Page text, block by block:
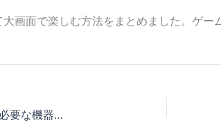
画面で楽しむ方法をまとめました。ゲ
iPhoneに対応したゲームを大画面で楽しむ方法・必要な機器等まとめ